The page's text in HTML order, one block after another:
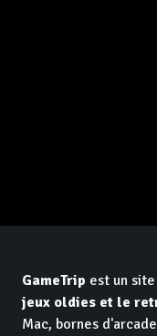
GameTrip est un
jeux oldies et le
Mac, bornes